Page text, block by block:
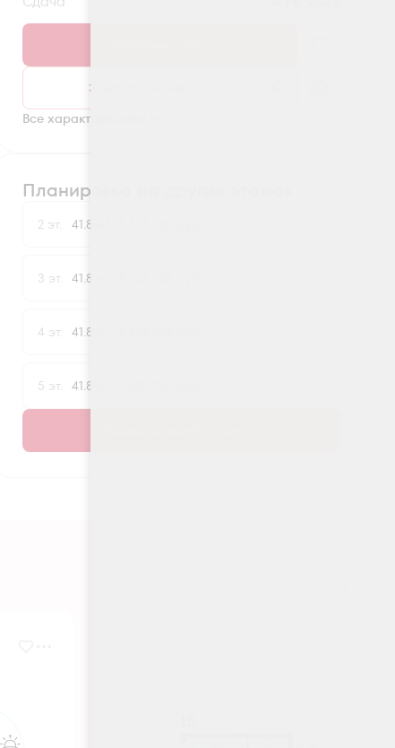
Заказать звонок
Все характеристики
Планировка на других этажах
2 эт. 41.8 м
3 эт. 41.8 м
4 эт. 41.8 м
5 эт. 41.8 м